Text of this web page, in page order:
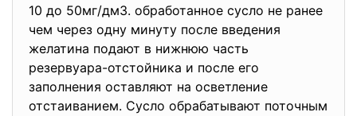
10 до 50мг/дм3. обработанное сусло не ранее
чем через одну минуту после введения
желатина подают в нижнюю часть
резервуара-отстойника и после его
заполнения оставляют на осветление
отстаиванием. Сусло обрабатывают поточным